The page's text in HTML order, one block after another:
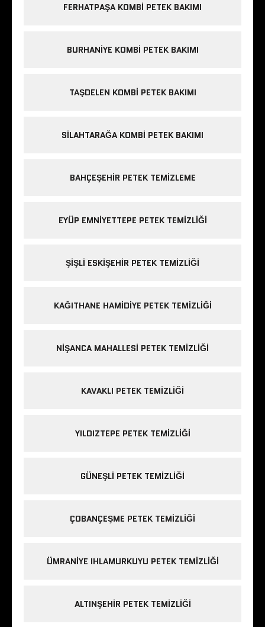
FERHATPAŞA KOMBI PETEK BAKIMI
BURHANIYE KOMBI PETEK BAKIMI
TAŞDELEN KOMBI PETEK BAKIMI
SILAHTARAĞA KOMBI PETEK BAKIMI
BAHÇEŞEHIR PETEK TEMIZLEME
EYÜP EMNIYETTEPE PETEK TEMIZLIĞI
ŞIŞLI ESKIŞEHIR PETEK TEMIZLIĞI
KAĞITHANE HAMIDIYE PETEK TEMIZLIĞI
NIŞANCA MAHALLESI PETEK TEMIZLIĞI
KAVAKLI PETEK TEMIZLIĞI
YILDIZTEPE PETEK TEMIZLIĞI
GÜNEŞLI PETEK TEMIZLIĞI
ÇOBANÇEŞME PETEK TEMIZLIĞI
ÜMRANIYE IHLAMURKUYU PETEK TEMIZLIĞI
ALTINŞEHIR PETEK TEMIZLIĞI